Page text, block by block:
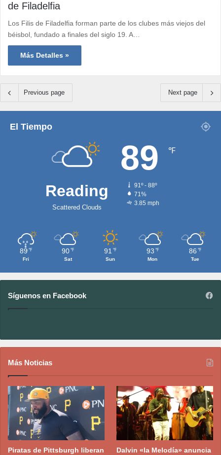
de Filadelfia
Los Filis de Filadelfia forman parte de los clubes más viejos del
béisbol, fundado a finales del siglo 19. A…
Más Detalles »
Previous page Next page
El Tiempo
Reading
Scattered Clouds
89 ℉
91º - 88º
71%
3.85 mph
89 ℉
Fri
90 ℉
Sat
91 ℉
Sun
93 ℉
Mon
86 ℉
Tue
Síguenos en Facebook
Más Noticias
Piratas de Pittsburgh liberan
Dalvin «la Melodía» anuncia